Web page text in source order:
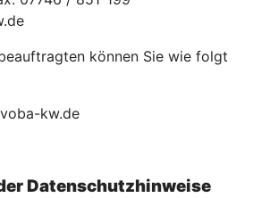
können Sie wie folgt
kw.de
Datenschutzhinweise